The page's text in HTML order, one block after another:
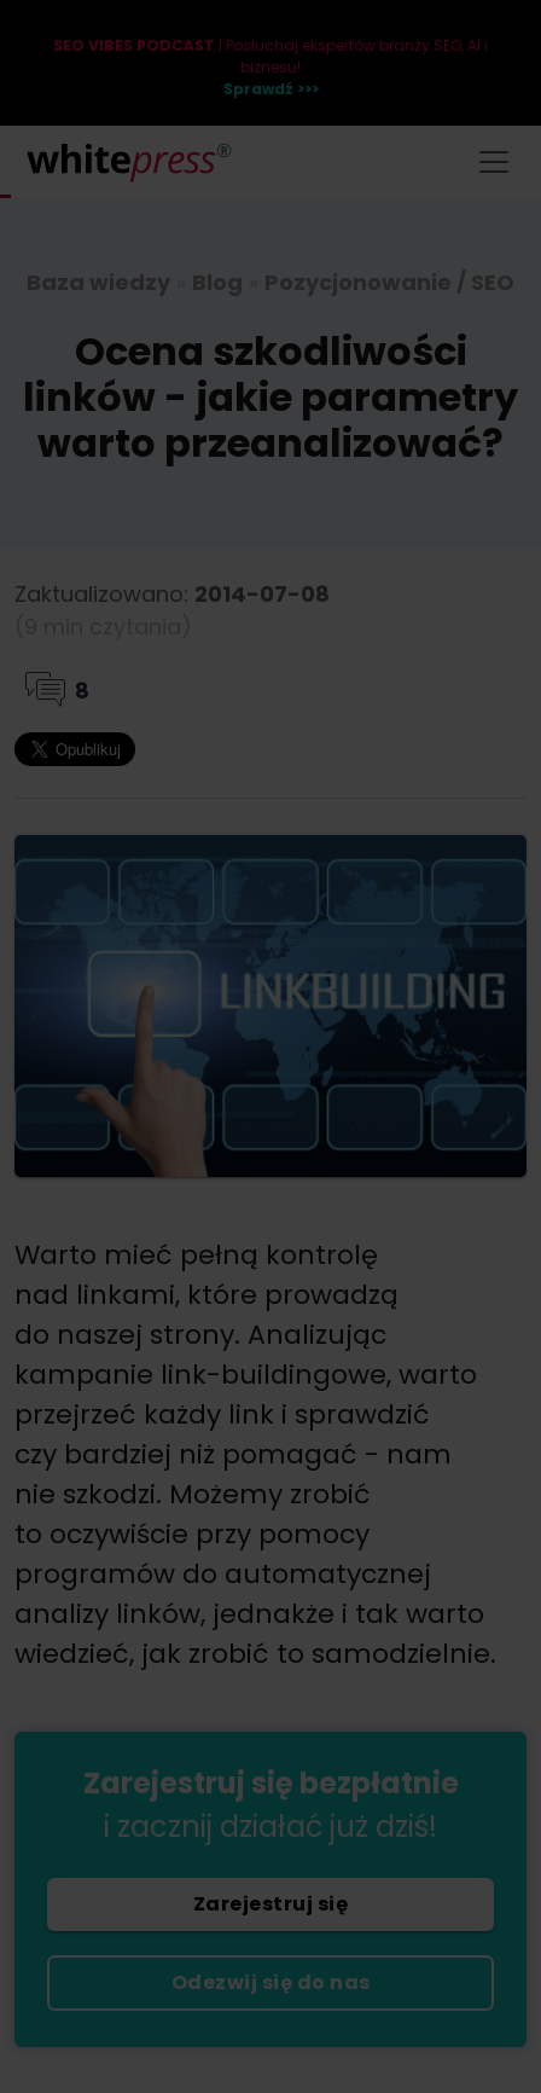
SEO VIBES PODCAST | Posłuchaj ekspertów branży SEO, AI i
biznesu!
Sprawdź >>>
Baza wiedzy Blog Pozycjonowanie / SEO
Ocena szkodliwości
linków - jakie parametry
warto przeanalizować?
Zaktualizowano: 2014-07-08
8
Warto mieć pełną kontrolę
nad linkami, które prowadzą
do naszej strony. Analizując
kampanie link-buildingowe, warto
przejrzeć każdy link i sprawdzić
czy bardziej niż pomagać - nam
nie szkodzi. Możemy zrobić
to oczywiście przy pomocy
programów do automatycznej
analizy linków, jednakże i tak warto
wiedzieć, jak zrobić to samodzielnie.
Zarejestruj się bezpłatnie
i zacznij działać już dziś!
Zarejestruj się
Odezwij się do nas